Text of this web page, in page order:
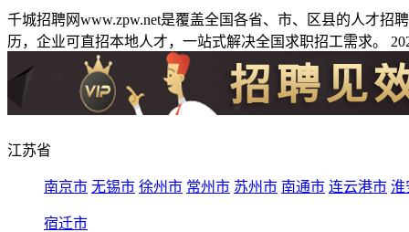
千城招聘网www.zpw.net是覆盖全国各省、市、区县的人才
历，企业可直招本地人才，一站式解决全国求职招工需求。
江苏省
南京市 无锡市 徐州市 常州市 苏州市 南通市 连云港市 淮
宿迁市